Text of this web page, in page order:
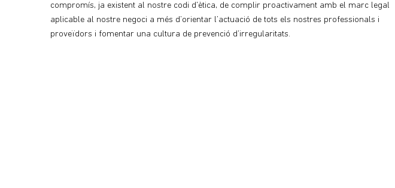
compromís, ja existent al nostre codi d'ètica, de complir proactivament amb el marc legal
aplicable al nostre negoci a més d’orientar l’actuació de tots els nostres professionals i
proveïdors i fomentar una cultura de prevenció d’irregularitats.